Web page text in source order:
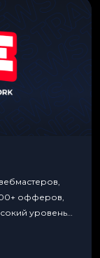
офферов,
уровень